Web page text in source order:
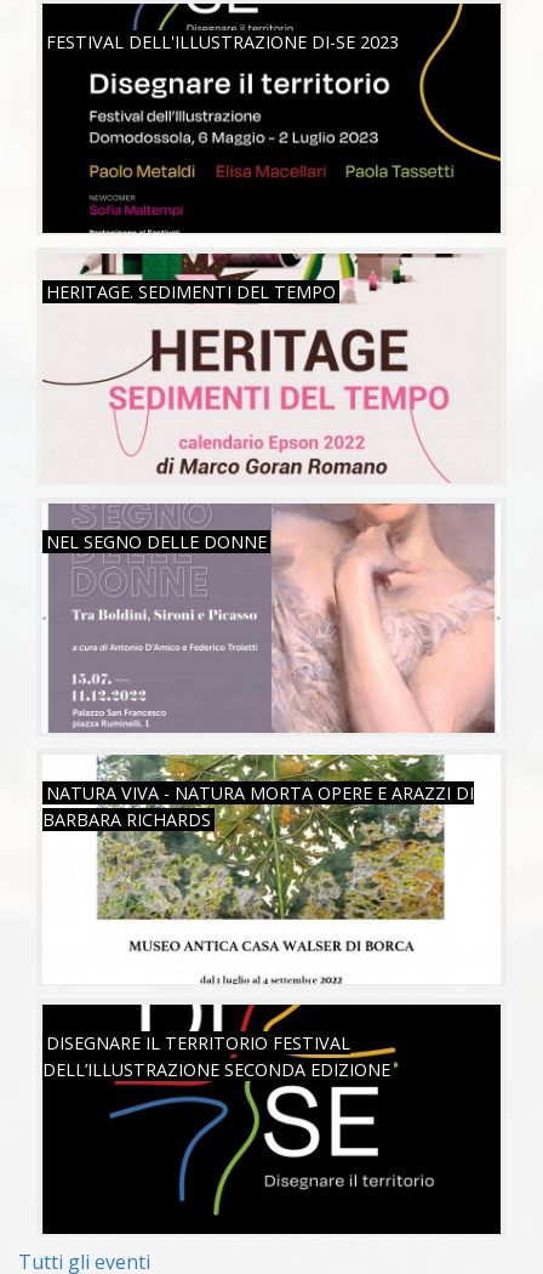
FESTIVAL DELL'ILLUSTRAZIONE DI-SE 2023
SAB, 06/05/2023
HERITAGE. SEDIMENTI DEL TEMPO
MAR, 26/07/2022
NEL SEGNO DELLE DONNE
VEN, 15/07/2022
NATURA VIVA - NATURA MORTA OPERE E ARAZZI DI
BARBARA RICHARDS
VEN, 01/07/2022
DISEGNARE IL TERRITORIO FESTIVAL
DELL’ILLUSTRAZIONE SECONDA EDIZIONE
Tutti gli eventi